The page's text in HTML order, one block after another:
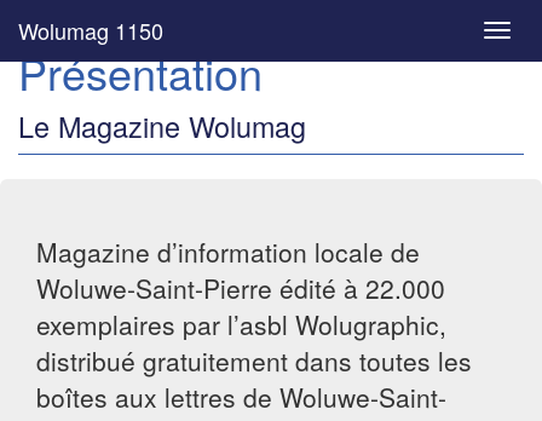
Wolumag 1150
Présentation
Le Magazine Wolumag
Magazine d’information locale de
Woluwe-Saint-Pierre édité à 22.000
exemplaires par l’asbl Wolugraphic,
distribué gratuitement dans toutes les
boîtes aux lettres de Woluwe-Saint-